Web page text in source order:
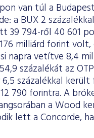
van túl a
a BUX 2 százalékkal
39 794-ről 40 601
milliárd forint volt,
napra vetítve 8,4
százalékát az
százalékkal került
790 forintra. A
a Wood
lett a Concorde,